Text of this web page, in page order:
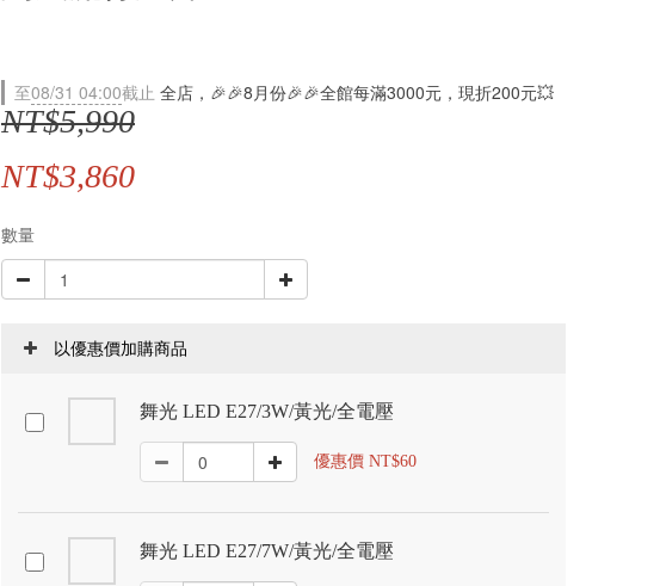
至08/31 04:00截止 全店，🎉🎉8月份🎉🎉全館每滿3000元，現折200元💥
NT$5,990
NT$3,860
數量
以優惠價加購商品
舞光 LED E27/3W/黃光/全電壓
優惠價 NT$60
舞光 LED E27/7W/黃光/全電壓